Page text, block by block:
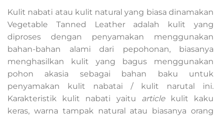
Kulit nabati atau kulit natural yang biasa dinamakan
Vegetable Tanned Leather adalah kulit yang
diproses dengan penyamakan menggunakan
bahan-bahan alami dari pepohonan, biasanya
menghasilkan kulit yang bagus menggunakan
pohon akasia sebagai bahan baku untuk
penyamakan kulit nabatai / kulit narutal ini.
Karakteristik kulit nabati yaitu articlekulit kaku
keras, warna tampak natural atau biasanya orang